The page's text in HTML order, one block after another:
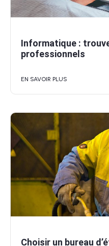
Informatique :
professionnels
EN SAVOIR PLUS
Choisir un bureau